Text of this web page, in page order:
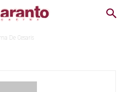
De Cesaris